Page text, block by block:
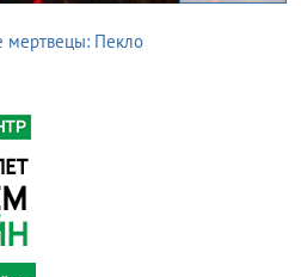
мертвецы: Пекло